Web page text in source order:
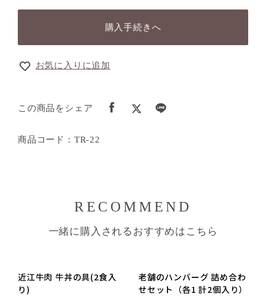
購入手続きへ
お気に入りに追加
この商品をシェア
商品コード：TR-22
RECOMMEND
一緒に購入されるおすすめはこちら
近江牛肉 牛丼の具(2食入
り)
老舗のハンバーグ 詰め合わ
せセット（各1 計2個入り）